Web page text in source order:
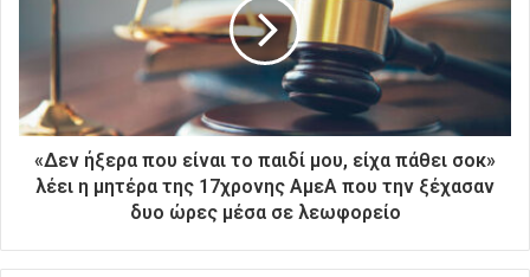
δ
ε
σ
«Δεν ήξερα που είναι το παιδί μου, είχα πάθει σοκ»
λέει η μητέρα της 17χρονης ΑμεΑ που την ξέχασαν
δυο ώρες μέσα σε λεωφορείο